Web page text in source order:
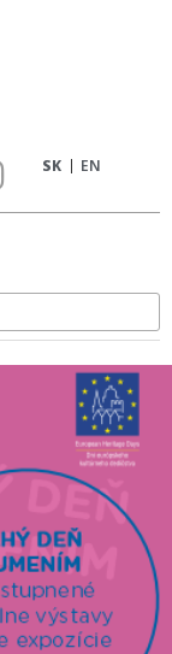
SK EN